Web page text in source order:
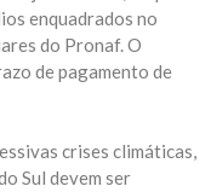
enquadrados no
do Pronaf. O
de pagamento de
crises climáticas,
Sul devem ser